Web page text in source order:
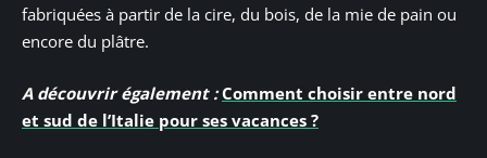
fabriquées à partir de la cire, du bois, de la mie de pain ou
encore du plâtre.
A découvrir également : Comment choisir entre nord
et sud de l’Italie pour ses vacances ?